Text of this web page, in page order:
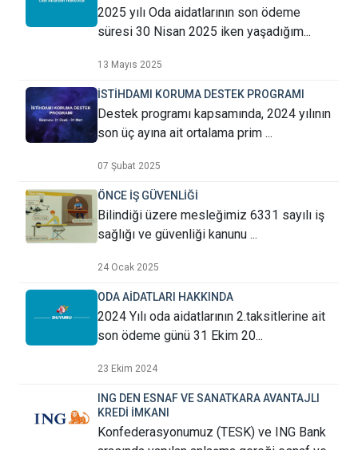
2025 yılı Oda aidatlarının son ödeme
süresi 30 Nisan 2025 iken yaşadığım...
13 Mayıs 2025
İSTİHDAMI KORUMA DESTEK PROGRAMI
Destek programı kapsamında, 2024 yılının
son üç ayına ait ortalama prim ...
07 Şubat 2025
ÖNCE İŞ GÜVENLİĞİ
Bilindiği üzere mesleğimiz 6331 sayılı iş
sağlığı ve güvenliği kanunu ...
24 Ocak 2025
ODA AİDATLARI HAKKINDA
2024 Yılı oda aidatlarının 2.taksitlerine ait
son ödeme günü 31 Ekim 20...
23 Ekim 2024
ING DEN ESNAF VE SANATKARA AVANTAJLI
KREDİ İMKANI
Konfederasyonumuz (TESK) ve ING Bank